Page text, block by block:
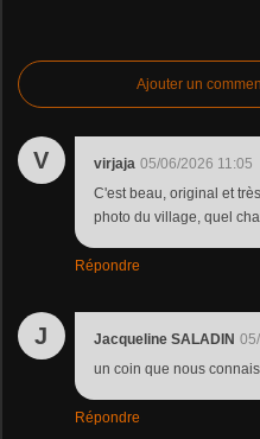
Ajouter un
V virjaja 05/06/2026 11:05
C'est beau, original et
photo du village, quel
Répondre
J Jacqueline SALADIN
un coin que nous
Répondre